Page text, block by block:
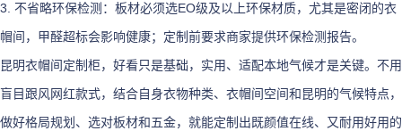
3. 不省略环保检测：板材必须选EO级及以上环保材质，尤其是密闭的衣
帽间，甲醛超标会影响健康；定制前要求商家提供环保检测报告。
昆明衣帽间定制柜，好看只是基础，实用、适配本地气候才是关键。不用
盲目跟风网红款式，结合自身衣物种类、衣帽间空间和昆明的气候特点，
做好格局规划、选对板材和五金，就能定制出既颜值在线、又耐用好用的